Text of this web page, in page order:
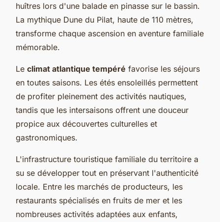
huîtres lors d'une balade en pinasse sur le bassin.
La mythique Dune du Pilat, haute de 110 mètres,
transforme chaque ascension en aventure familiale
mémorable.
Le climat atlantique tempéré favorise les séjours
en toutes saisons. Les étés ensoleillés permettent
de profiter pleinement des activités nautiques,
tandis que les intersaisons offrent une douceur
propice aux découvertes culturelles et
gastronomiques.
L'infrastructure touristique familiale du territoire a
su se développer tout en préservant l'authenticité
locale. Entre les marchés de producteurs, les
restaurants spécialisés en fruits de mer et les
nombreuses activités adaptées aux enfants,